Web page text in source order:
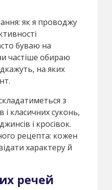
як я проводжу
буваю на
частіше обираю
на яких
з
і класичних суконь,
і кросівок.
рецепта: кожен
характеру й
речей